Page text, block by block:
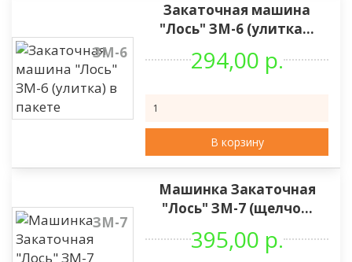
ЗМ-6
Закаточная машина
"Лось" ЗМ-6 (улитка...
294,00 р.
В корзину
ЗМ-7
Машинка Закаточная
"Лось" ЗМ-7 (щелчо...
395,00 р.